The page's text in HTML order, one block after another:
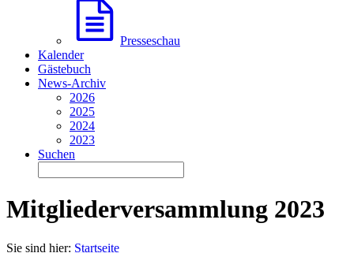
Presseschau
Kalender
Gästebuch
News-Archiv
2026
2025
2024
2023
Suchen
Mitgliederversammlung 2023
Sie sind hier: Startseite